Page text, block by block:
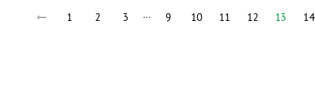
1 2 3 … 9 10 11 12 13 14